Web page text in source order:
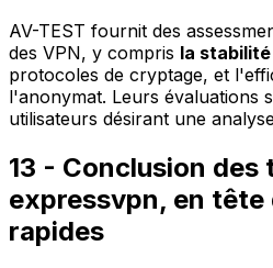
AV-TEST fournit des
des VPN, y compris la
protocoles de cryptage, et
l'anonymat. Leurs évaluations
utilisateurs désirant une
13 - Conclusion des
expressvpn, en tête
rapides